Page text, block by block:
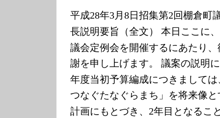
平成28年3月8日招集第2回棚倉町
長説明要旨（全文）
本日ここに
議会定例会を開催するにあたり
謝を申し上げます。
議案の説明
年度当初予算編成につきまして
つなぐたなぐらまち」を将来像
計画にもとづき、
2年目となるこ